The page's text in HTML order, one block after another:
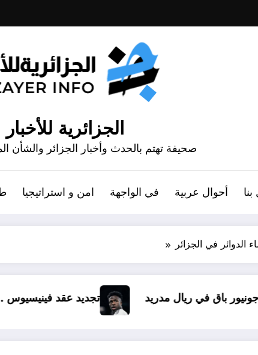
الجزائرية للأخبار
صحيفة تهتم بالحدث وأخبار الجزائر والشأن
أحوال عربية في الواجهة امن و استراتيجيا
الدوائر في الجزائر
تجديد عقد فينيسيوس .. الى اين وصلت المفاوضات ؟